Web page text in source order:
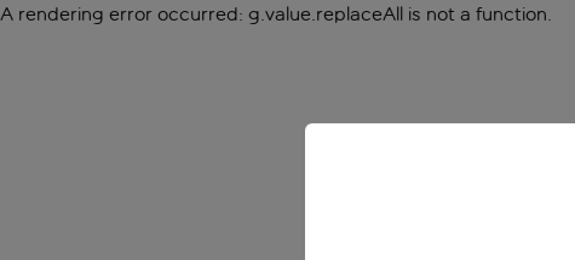
A rendering error occurred: g.value.replaceAll is not a function.